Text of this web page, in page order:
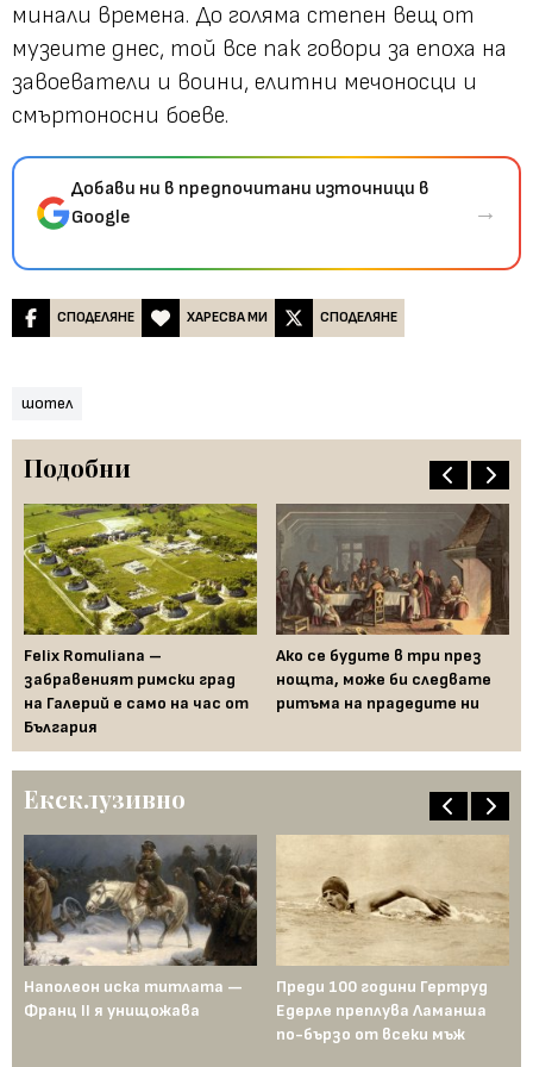
минали времена. До голяма степен вещ от
музеите днес, той все пак говори за епоха на
завоеватели и воини, елитни мечоносци и
смъртоносни боеве.
Добави ни в предпочитани източници в
Google
→
СПОДЕЛЯНЕ ХАРЕСВА МИ СПОДЕЛЯНЕ
шотел
Подобни
Felix Romuliana –
забравеният римски град
на Галерий е само на час от
България
Ако се будите в три през
нощта, може би следвате
ритъма на прадедите ни
Ексклузивно
Наполеон иска титлата —
Франц II я унищожава
Преди 100 години Гертруд
Едерле преплува Ламанша
по-бързо от всеки мъж